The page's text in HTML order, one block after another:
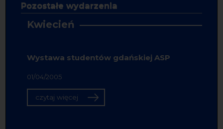
Pozostałe wydarzenia
Kwiecień
Wystawa studentów gdańskiej ASP
01/04/2005
czytaj więcej